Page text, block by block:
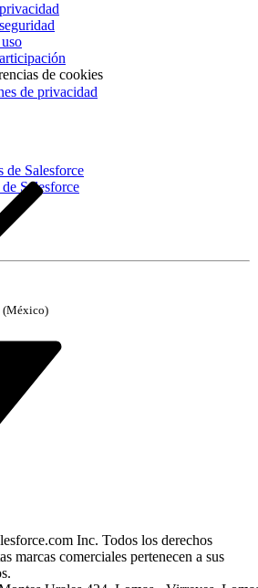
hay resultados
de cookies
de privacidad
de Salesforce
Salesforce
(México)
Inc. Todos los derechos
marcas comerciales pertenecen a sus